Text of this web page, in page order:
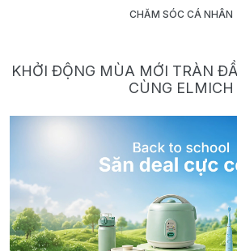
CHĂM SÓC CÁ NHÂN
KHỞI ĐỘNG MÙA MỚI TRÀN
CÙNG ELMICH